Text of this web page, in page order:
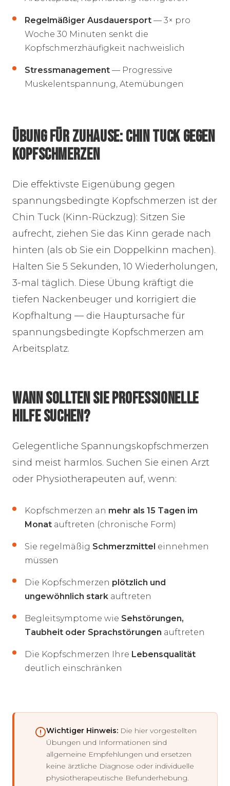
Regelmäßiger Ausdauersport — 3× pro
Woche 30 Minuten senkt die
Kopfschmerzhäufigkeit nachweislich
Stressmanagement — Progressive
Muskelentspannung, Atemübungen
ÜBUNG FÜR ZUHAUSE: CHIN TUCK GEGEN
KOPFSCHMERZEN
Die effektivste Eigenübung gegen
spannungsbedingte Kopfschmerzen ist der
Chin Tuck (Kinn-Rückzug): Sitzen Sie
aufrecht, ziehen Sie das Kinn gerade nach
hinten (als ob Sie ein Doppelkinn machen).
Halten Sie 5 Sekunden, 10 Wiederholungen,
3-mal täglich. Diese Übung kräftigt die
tiefen Nackenbeuger und korrigiert die
Kopfhaltung — die Hauptursache für
spannungsbedingte Kopfschmerzen am
Arbeitsplatz.
WANN SOLLTEN SIE PROFESSIONELLE
HILFE SUCHEN?
Gelegentliche Spannungskopfschmerzen
sind meist harmlos. Suchen Sie einen Arzt
oder Physiotherapeuten auf, wenn:
Kopfschmerzen an mehr als 15 Tagen im
Monat auftreten (chronische Form)
Sie regelmäßig Schmerzmittel einnehmen
müssen
Die Kopfschmerzen plötzlich und
ungewöhnlich stark auftreten
Begleitsymptome wie Sehstörungen,
Taubheit oder Sprachstörungen auftreten
Die Kopfschmerzen Ihre Lebensqualität
deutlich einschränken
Wichtiger Hinweis: Die hier vorgestellten
Übungen und Informationen sind
allgemeine Empfehlungen und ersetzen
keine ärztliche Diagnose oder individuelle
physiotherapeutische Befunderhebung.